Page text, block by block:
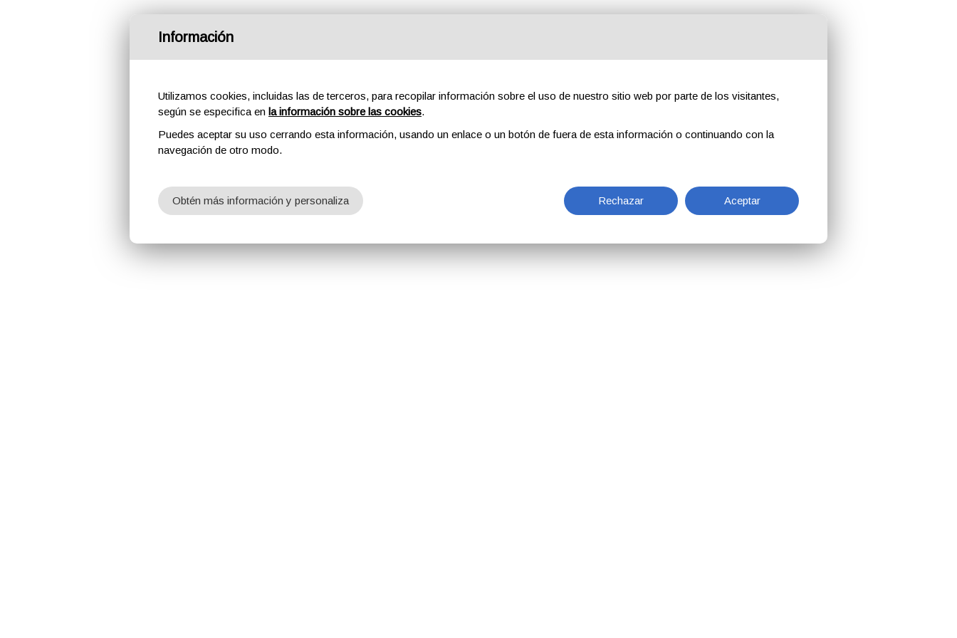
Información
Utilizamos cookies, incluidas las de terceros, para recopilar información sobre el uso de nuestro sitio web por parte de los visitantes,
según se especifica en la información sobre las cookies.
Puedes aceptar su uso cerrando esta información, usando un enlace o un botón de fuera de esta información o continuando con la
navegación de otro modo.
Rechazar Aceptar
Obtén más información y personaliza